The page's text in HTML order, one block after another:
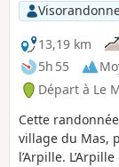
forêts et terres
avec du
techniques.
un problème de
contre il y a un
(7) et (8). Le
fermé par le
Il faut continuer
des Rochers
13,19 km
5h 55
Départ à Le
Cette
village du Mas,
l’Arpille.